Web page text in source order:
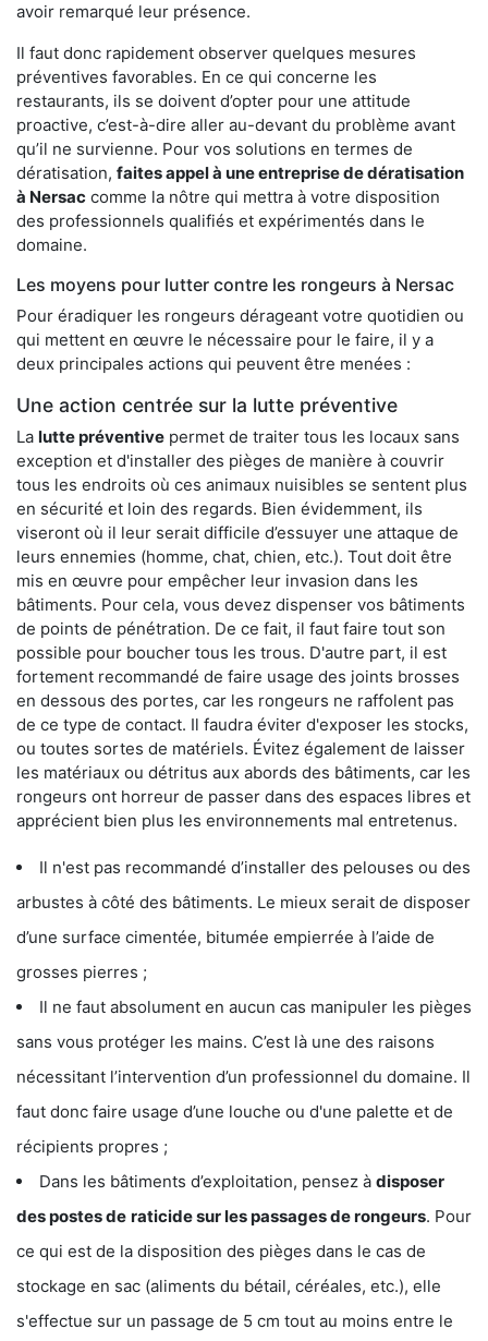
avoir remarqué leur présence.
Il faut donc rapidement observer quelques mesures
préventives favorables. En ce qui concerne les
restaurants, ils se doivent d’opter pour une attitude
proactive, c’est-à-dire aller au-devant du problème avant
qu’il ne survienne. Pour vos solutions en termes de
dératisation, faites appel à une entreprise de dératisation
à Nersac comme la nôtre qui mettra à votre disposition
des professionnels qualifiés et expérimentés dans le
domaine.
Les moyens pour lutter contre les rongeurs à Nersac
Pour éradiquer les rongeurs dérageant votre quotidien ou
qui mettent en œuvre le nécessaire pour le faire, il y a
deux principales actions qui peuvent être menées :
Une action centrée sur la lutte préventive
La lutte préventive permet de traiter tous les locaux sans
exception et d'installer des pièges de manière à couvrir
tous les endroits où ces animaux nuisibles se sentent plus
en sécurité et loin des regards. Bien évidemment, ils
viseront où il leur serait difficile d’essuyer une attaque de
leurs ennemies (homme, chat, chien, etc.). Tout doit être
mis en œuvre pour empêcher leur invasion dans les
bâtiments. Pour cela, vous devez dispenser vos bâtiments
de points de pénétration. De ce fait, il faut faire tout son
possible pour boucher tous les trous. D'autre part, il est
fortement recommandé de faire usage des joints brosses
en dessous des portes, car les rongeurs ne raffolent pas
de ce type de contact. Il faudra éviter d'exposer les stocks,
ou toutes sortes de matériels. Évitez également de laisser
les matériaux ou détritus aux abords des bâtiments, car les
rongeurs ont horreur de passer dans des espaces libres et
apprécient bien plus les environnements mal entretenus.
Il n'est pas recommandé d’installer des pelouses ou des
arbustes à côté des bâtiments. Le mieux serait de disposer
d’une surface cimentée, bitumée empierrée à l’aide de
grosses pierres ;
Il ne faut absolument en aucun cas manipuler les pièges
sans vous protéger les mains. C’est là une des raisons
nécessitant l’intervention d’un professionnel du domaine. Il
faut donc faire usage d’une louche ou d'une palette et de
récipients propres ;
Dans les bâtiments d’exploitation, pensez à disposer
des postes de raticide sur les passages de rongeurs. Pour
ce qui est de la disposition des pièges dans le cas de
stockage en sac (aliments du bétail, céréales, etc.), elle
s'effectue sur un passage de 5 cm tout au moins entre le